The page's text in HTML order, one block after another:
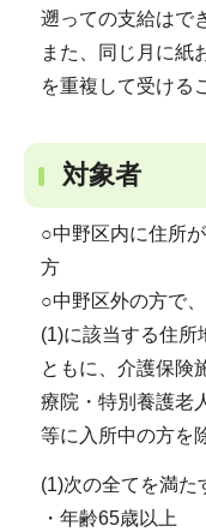
遡っての支給はで
また、同じ月に紙
を重複して受ける
対象者
○中野区内に住所
方
○中野区外の方で
(1)に該当する住所
ともに、介護保険
療院・特別養護老
等に入所中の方を
(1)次の全てを満た
・年齢65歳以上